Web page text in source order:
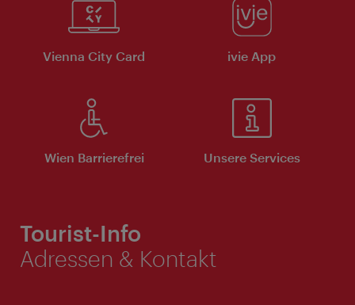
Vienna City Card ivie App
Wien Barrierefrei Unsere Services
Tourist-Info
Adressen & Kontakt